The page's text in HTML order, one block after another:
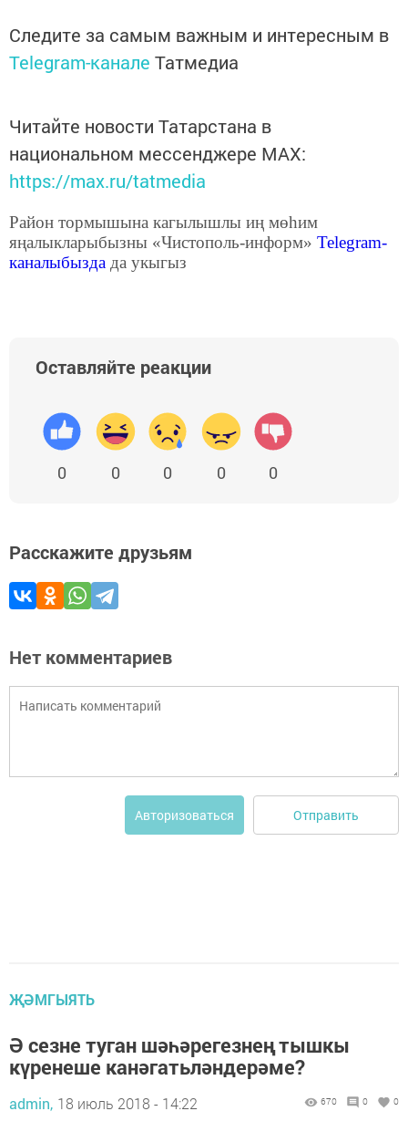
Следите за самым важным и интересным в
Telegram-канале Татмедиа
Читайте новости Татарстана в
национальном мессенджере MАХ:
https://max.ru/tatmedia
Район тормышына кагылышлы иң мөһим
яңалыкларыбызны «Чистополь-информ» Telegram-
каналыбызда да укыгыз
Оставляйте реакции
0 0 0 0 0
Расскажите друзьям
Нет комментариев
Авторизоваться Отправить
ҖӘМГЫЯТЬ
Ә сезне туган шәһәрегезнең тышкы
күренеше канәгатьләндерәме?
admin, 18 июль 2018 - 14:22 670 0 0